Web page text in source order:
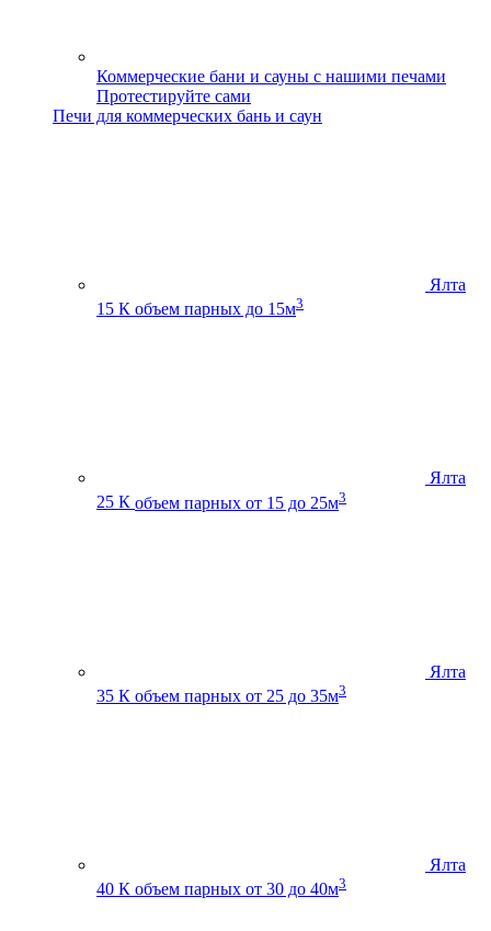
Коммерческие бани и сауны с нашими печами
Протестируйте сами
Печи для коммерческих бань и саун
Ялта
15 К объем парных до 15м3
Ялта
25 К объем парных от 15 до 25м3
Ялта
35 К объем парных от 25 до 35м3
Ялта
40 К объем парных от 30 до 40м3